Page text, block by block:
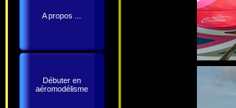
A propos ...
Débuter en
aéromodélisme